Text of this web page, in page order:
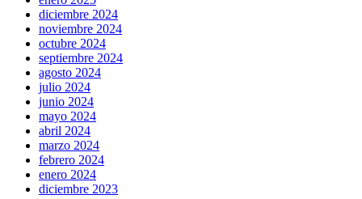
diciembre 2024
noviembre 2024
octubre 2024
septiembre 2024
agosto 2024
julio 2024
junio 2024
mayo 2024
abril 2024
marzo 2024
febrero 2024
enero 2024
diciembre 2023